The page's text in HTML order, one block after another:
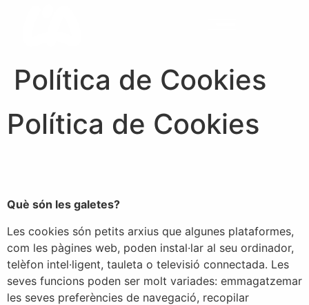
Política de Cookies
Política de Cookies
Què són les galetes?
Les cookies són petits arxius que algunes plataformes,
com les pàgines web, poden instal·lar al seu ordinador,
telèfon intel·ligent, tauleta o televisió connectada. Les
seves funcions poden ser molt variades: emmagatzemar
les seves preferències de navegació, recopilar